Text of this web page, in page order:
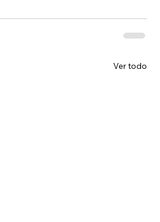
Ver todo